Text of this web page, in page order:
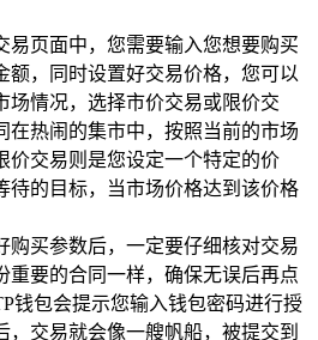
易页面中，您需要输入您想要购买
额，同时设置好交易价格，您可以
场情况，选择市价交易或限价交
在热闹的集市中，按照当前的市场
价交易则是您设定一个特定的价
待的目标，当市场价格达到该价格
购买参数后，一定要仔细核对交易
重要的合同一样，确保无误后再点
钱包会提示您输入钱包密码进行授
，交易就会像一艘帆船，被提交到